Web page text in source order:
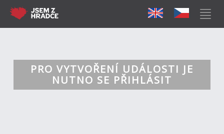
PRO VYTVOŘENÍ UDÁLOSTI JE
NUTNO SE PŘIHLÁSIT